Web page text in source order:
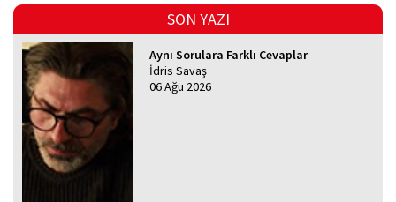
SON YAZI
Aynı Sorulara Farklı Cevaplar
İdris Savaş
06 Ağu 2026